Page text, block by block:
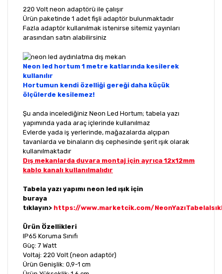
220 Volt neon adaptörü ile çalışır
Ürün paketinde 1 adet fişli adaptör bulunmaktadır
Fazla adaptör kullanılmak istenirse sitemiz yayınları
arasından satın alabilirsiniz
Neon led hortum 1 metre katlarında kesilerek
kullanılır
Hortumun kendi özelliği gereği daha küçük
ölçülerde kesilemez!
Şu anda incelediğiniz Neon Led Hortum; tabela yazı
yapımında yada araç içlerinde kullanılmaz
Evlerde yada iş yerlerinde, mağazalarda alçıpan
tavanlarda ve binaların dış cephesinde şerit ışık olarak
kullanılmaktadır
Dış mekanlarda duvara montaj için ayrıca 12x12mm
kablo kanalı kullanılmalıdır
Tabela yazı yapımı neon led ışık için
buraya
tıklayın> https://www.marketcik.com/
Ürün Özellikleri
IP65 Koruma Sınıfı
Güç: 7 Watt
Voltaj: 220 Volt (neon adaptör)
Ürün Genişlik: 0,9-1 cm